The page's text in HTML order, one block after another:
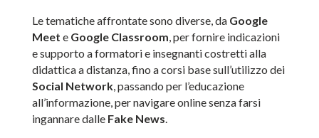
Le tematiche affrontate sono diverse, da Google
Meet e Google Classroom , per fornire indicazioni
e supporto a formatori e insegnanti costretti alla
didattica a distanza, fino a corsi base sull’utilizzo dei
Social Network, passando per l’educazione
all’informazione, per navigare online senza farsi
ingannare dalle Fake News